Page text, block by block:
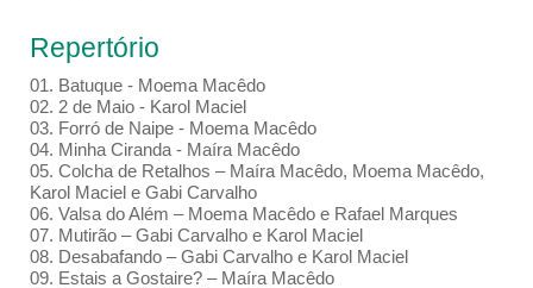
Repertório
01. Batuque - Moema Macêdo
02. 2 de Maio - Karol Maciel
03. Forró de Naipe - Moema Macêdo
04. Minha Ciranda - Maíra Macêdo
05. Colcha de Retalhos – Maíra Macêdo, Moema Macêdo,
Karol Maciel e Gabi Carvalho
06. Valsa do Além – Moema Macêdo e Rafael Marques
07. Mutirão – Gabi Carvalho e Karol Maciel
08. Desabafando – Gabi Carvalho e Karol Maciel
09. Estais a Gostaire? – Maíra Macêdo